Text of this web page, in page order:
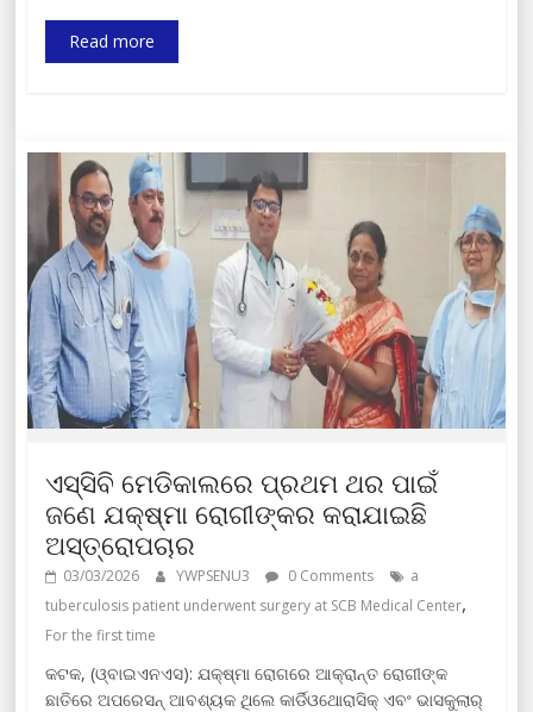
Read more
ଏସ୍‌ସିବି ମେଡିକାଲରେ ପ୍ରଥମ ଥର ପାଇଁ
ଜଣେ ଯକ୍ଷ୍ମା ରୋଗୀଙ୍କର କରାଯାଇଛି
ଅସ୍ତ୍ରୋପଚାର
03/03/2026 YWPSENU3 0 Comments
a
tuberculosis patient underwent surgery at SCB Medical Center,
For the first time
କଟକ, (ଓ୍ବାଇଏନଏସ): ଯକ୍ଷ୍ମା ରୋଗରେ ଆକ୍ରାନ୍ତ ରୋଗୀଙ୍କ
ଛାତିରେ ଅପରେସନ୍ ଆବଶ୍ୟକ ଥିଲେ କାର୍ଡିଓଥୋରାସିକ୍ ଏବଂ ଭାସକୁଲାର୍